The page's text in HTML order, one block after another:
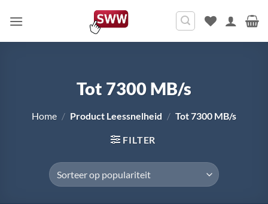
naar
Tot 7300 MB/s
Home / Product Leessnelheid / Tot 7300 MB/s
FILTER